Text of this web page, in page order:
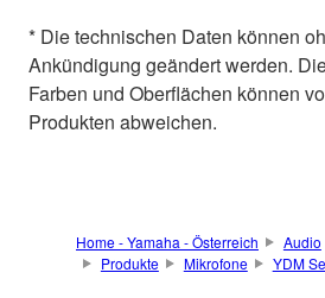
* Die technischen Daten können
Ankündigung geändert werden.
Farben und Oberflächen können
Produkten abweichen.
Home - Yamaha - Österreich Audio
Produkte
Mikrofone YDM